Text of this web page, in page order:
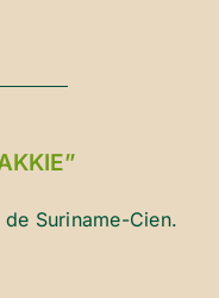
Suriname-Cien.